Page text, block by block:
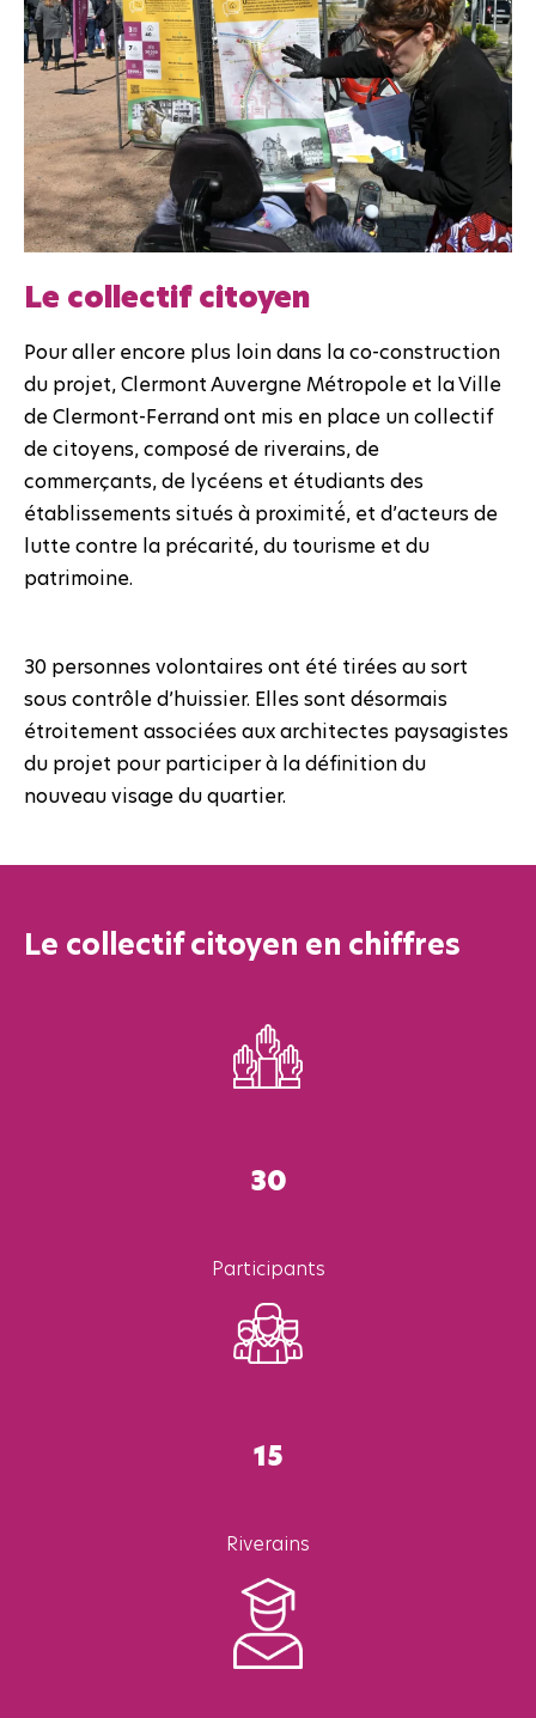
Le collectif citoyen
Pour aller encore plus loin dans la co-construction
du projet, Clermont Auvergne Métropole et la Ville
de Clermont-Ferrand ont mis en place un collectif
de citoyens, composé de riverains, de
commerçants, de lycéens et étudiants des
établissements situés à proximité́, et d’acteurs de
lutte contre la précarité, du tourisme et du
patrimoine.
30 personnes volontaires ont été tirées au sort
sous contrôle d’huissier. Elles sont désormais
étroitement associées aux architectes paysagistes
du projet pour participer à la définition du
nouveau visage du quartier.
Le collectif citoyen en chiffres
30
Participants
15
Riverains